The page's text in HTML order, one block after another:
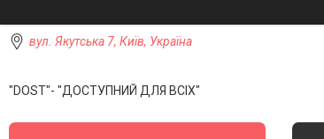
вул. Якутська 7, Київ, Україна
"DOST"- "ДОСТУПНИЙ ДЛЯ ВСІХ"